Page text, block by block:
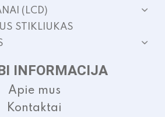
(LCD)
STIKLIUKAS
INFORMACIJA
Apie mus
Kontaktai